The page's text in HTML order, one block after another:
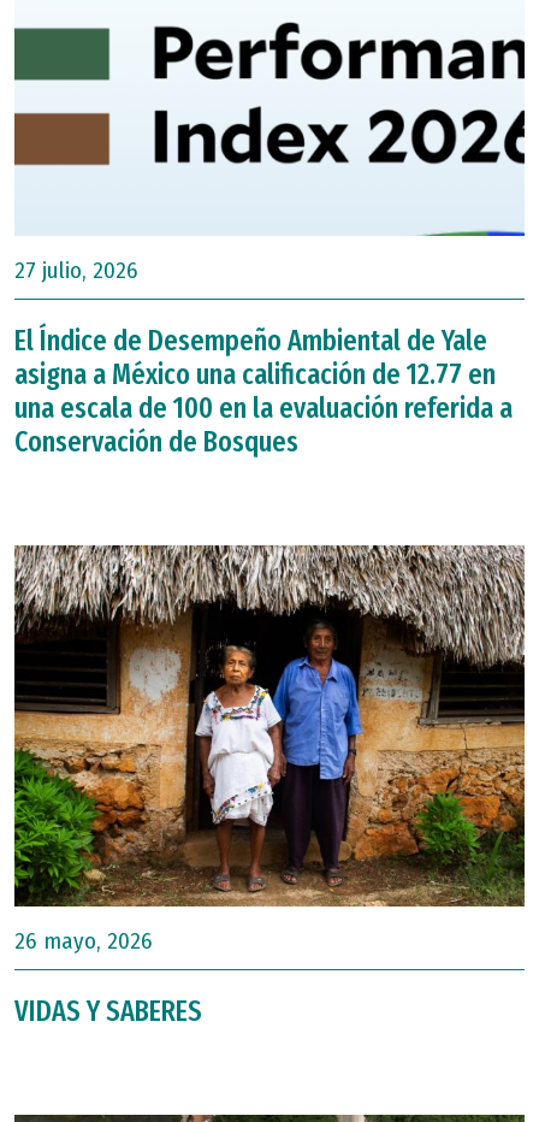
27 julio, 2026
El Índice de Desempeño Ambiental de Yale
asigna a México una calificación de 12.77 en
una escala de 100 en la evaluación referida a
Conservación de Bosques
26 mayo, 2026
VIDAS Y SABERES